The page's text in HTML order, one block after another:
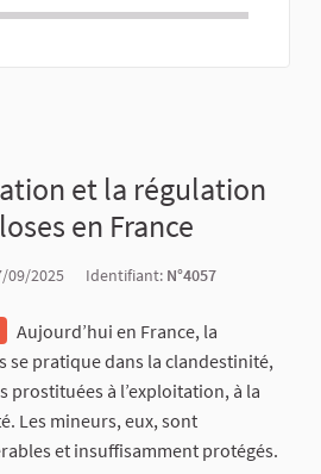
et la régulation
en France
09/2025 Identifiant: N°4057
Aujourd’hui en France, la
se pratique dans la clandestinité,
prostituées à l’exploitation, à la
Les mineurs, eux, sont
et insuffisamment protégés.